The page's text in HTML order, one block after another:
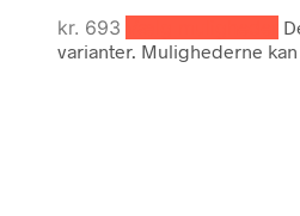
kr. 693
varianter. Mulighederne